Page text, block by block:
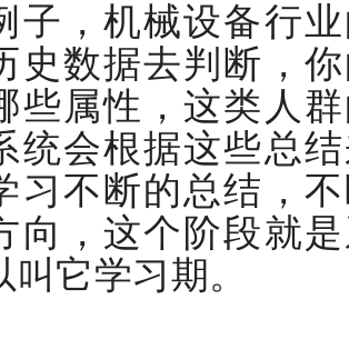
子，机械设备行
史数据去判断，
些属性，这类人
统会根据这些总
习不断的总结，
向，这个阶段就
叫它学习期。